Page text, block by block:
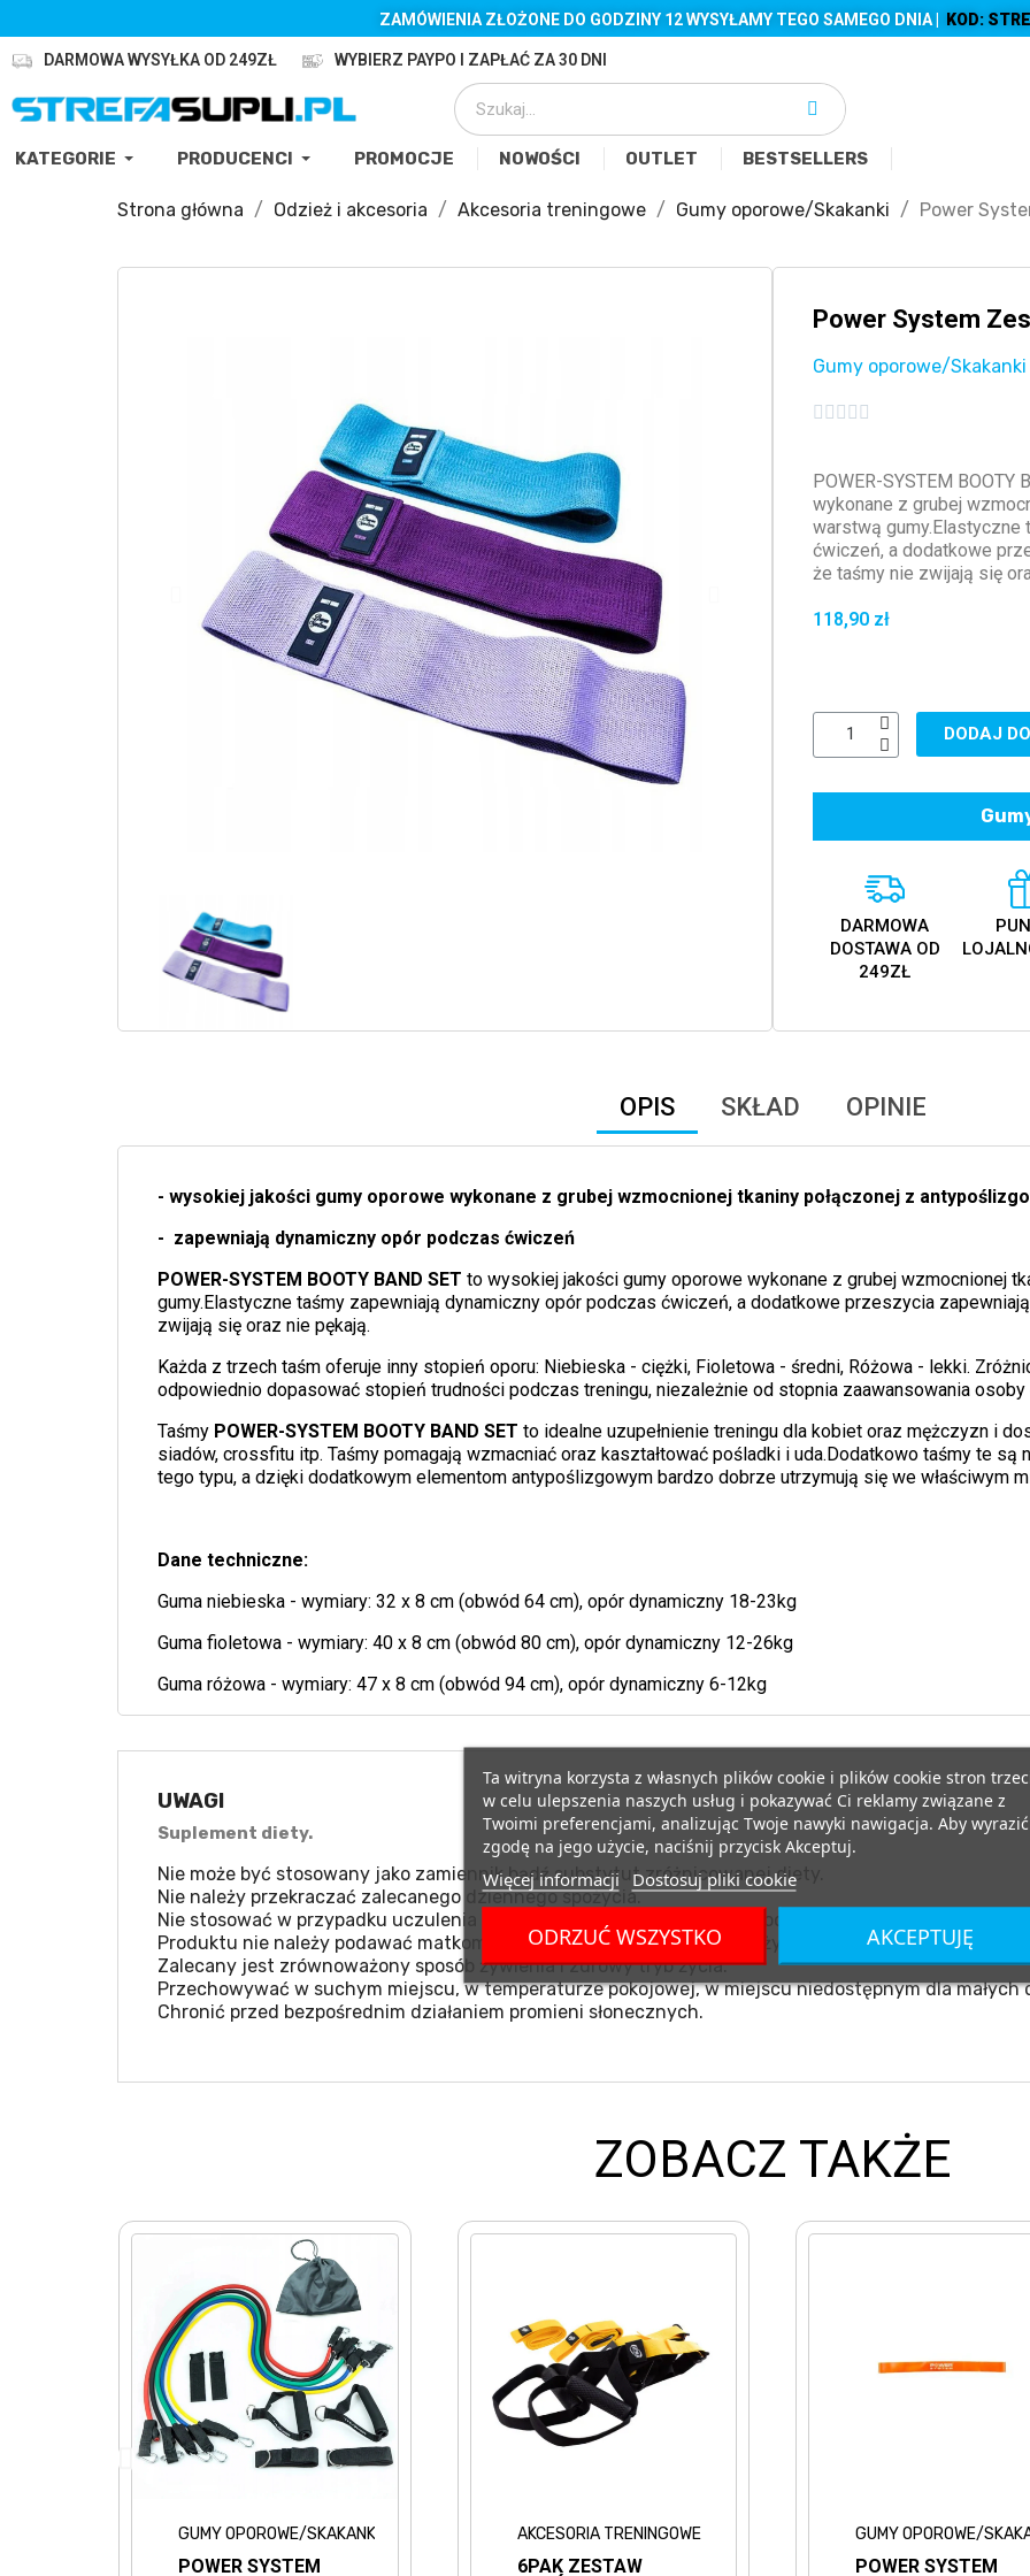
ZAMÓWIENIA ZŁOŻONE DO GODZINY 12 WYSYŁAMY TEGO SAMEGO DNIA | KOD:
DARMOWA WYSYŁKA OD 249ZŁ WYBIERZ PAYPO I ZAPŁAĆ ZA 30 DNI
KATEGORIE PRODUCENCI PROMOCJE NOWOŚCI OUTLET BESTSELLERS
Strona główna Odzież i akcesoria Akcesoria treningowe Gumy oporowe/Skakanki Power
Power System
Gumy oporowe/Skakanki
    
POWER-SYSTEM
wykonane z grubej
warstwą gumy.Elastyczne
ćwiczeń, a dodatkowe
że taśmy nie zwijają się
118,90 zł
DODAJ
DARMOWA
DOSTAWA OD
249ZŁ
OPIS SKŁAD OPINIE
- wysokiej jakości gumy oporowe wykonane z grubej wzmocnionej tkaniny połączonej z
- zapewniają dynamiczny opór podczas ćwiczeń
POWER-SYSTEM BOOTY BAND SETto wysokiej jakości gumy oporowe wykonane z grubej wzmocnionej
gumy.Elastyczne taśmy zapewniają dynamiczny opór podczas ćwiczeń, a dodatkowe przeszycia
zwijają się oraz nie pękają.
Każda z trzech taśm oferuje inny stopień oporu: Niebieska - ciężki, Fioletowa - średni, Różowa - lekki.
odpowiednio dopasować stopień trudności podczas treningu, niezależnie od stopnia zaawansowania osoby
Taśmy POWER-SYSTEM BOOTY BAND SETto idealne uzupełnienie treningu dla kobiet oraz mężczyzn i
siadów, crossfitu itp. Taśmy pomagają wzmacniać oraz kaształtować pośladki i uda.Dodatkowo taśmy te
tego typu, a dzięki dodatkowym elementom antypoślizgowym bardzo dobrze utrzymują się we właściwym
Dane techniczne:
Guma niebieska - wymiary: 32 x 8 cm (obwód 64 cm), opór dynamiczny 18-23kg
Guma fioletowa - wymiary: 40 x 8 cm (obwód 80 cm), opór dynamiczny 12-26kg
Guma różowa - wymiary: 47 x 8 cm (obwód 94 cm), opór dynamiczny 6-12kg
UWAGI
Suplement diety.
Nie może być stosowany jako zamiennik bądź substytut zróżnicowanej diety.
Nie należy przekraczać zalecanego dziennego spożycia.
Nie stosować w przypadku uczulenia na którykolwiek ze składników produktu.
Produktu nie należy podawać matkom karmiącym oraz kobietom w ciąży.
Zalecany jest zrównoważony sposób żywienia i zdrowy tryb życia.
Przechowywać w suchym miejscu, w temperaturze pokojowej, w miejscu niedostępnym dla małych
Chronić przed bezpośrednim działaniem promieni słonecznych.
ZOBACZ TAKŻE
GUMY OPOROWE/SKAKANKI
POWER SYSTEM
AKCESORIA TRENINGOWE
6PAK ZESTAW
GUMY OPOROWE/
POWER SYSTEM
Ta witryna korzysta z własnych plików cookie i plików cookie stron
w celu ulepszenia naszych usług i pokazywać Ci reklamy związane z
Twoimi preferencjami, analizując Twoje nawyki nawigacja. Aby wyrazić
zgodę na jego użycie, naciśnij przycisk Akceptuj.
Więcej informacji Dostosuj pliki cookie
ODRZUĆ WSZYSTKO AKCEPTUJĘ